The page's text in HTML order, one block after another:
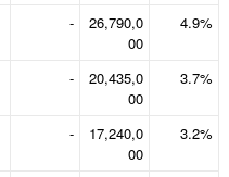
-
26,790,0
00
4.9%
-
20,435,0
00
3.7%
-
17,240,0
00
3.2%